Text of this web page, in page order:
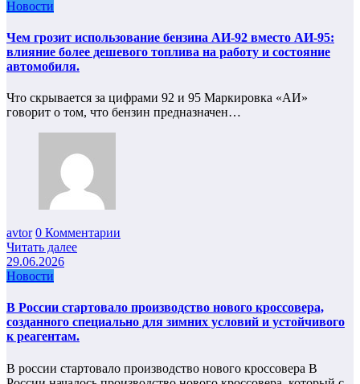
Новости
Чем грозит использование бензина АИ-92 вместо АИ-95:
влияние более дешевого топлива на работу и состояние
автомобиля.
Что скрывается за цифрами 92 и 95 Маркировка «АИ»
говорит о том, что бензин предназначен…
avtor 0 Комментарии
Читать далее
29.06.2026
Новости
В России стартовало производство нового кроссовера,
созданного специально для зимних условий и устойчивого
к реагентам.
В россии стартовало производство нового кроссовера В